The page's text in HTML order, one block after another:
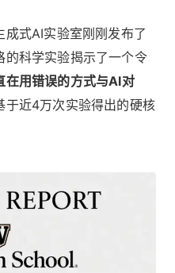
式AI实验室刚刚发布了
的科学实验揭示了一个令
在用错误的方式与AI对
于近4万次实验得出的硬核